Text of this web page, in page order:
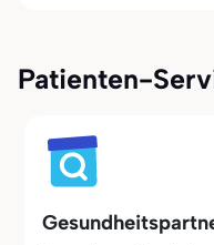
Patienten-